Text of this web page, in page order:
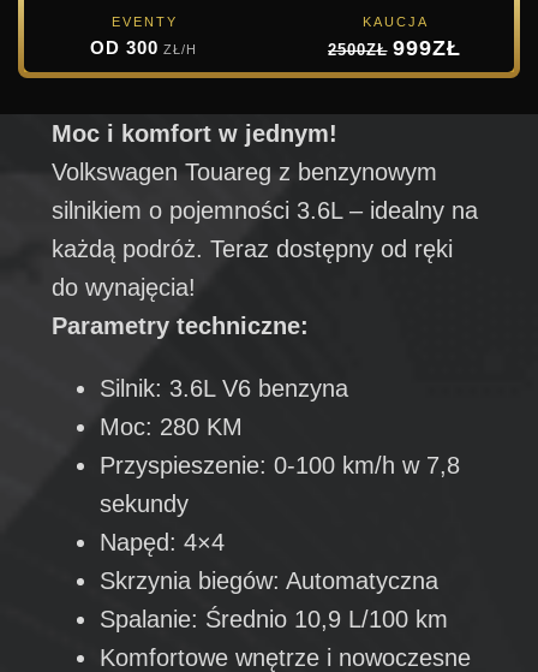
EVENTY
OD 300 ZŁ/H
KAUCJA
2500ZŁ 999ZŁ
Moc i komfort w jednym!
Volkswagen Touareg z benzynowym
silnikiem o pojemności 3.6L – idealny na
każdą podróż. Teraz dostępny od ręki
do wynajęcia!
Parametry techniczne:
Silnik: 3.6L V6 benzyna
Moc: 280 KM
Przyspieszenie: 0-100 km/h w 7,8
sekundy
Napęd: 4×4
Skrzynia biegów: Automatyczna
Spalanie: Średnio 10,9 L/100 km
Komfortowe wnętrze i nowoczesne